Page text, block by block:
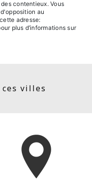
contentieux. Vous
au
adresse:
plus d’informations sur
villes